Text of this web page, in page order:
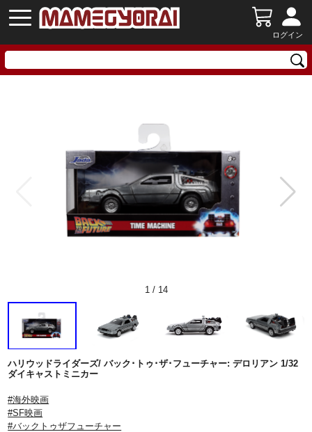
ログイン
1 / 14
ハリウッドライダーズ/ バック･トゥ･ザ･フューチャー: デロリアン 1/32
ダイキャストミニカー
#海外映画
#SF映画
#バックトゥザフューチャー